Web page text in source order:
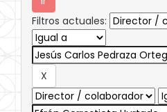
Filtros actuales: